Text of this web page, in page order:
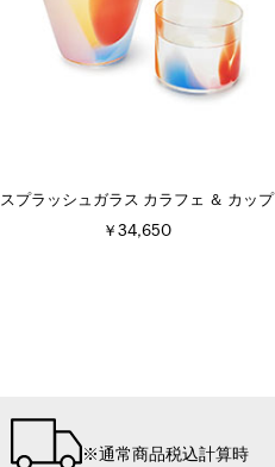
スプラッシュガラス カラフェ ＆ カップ
￥34,650
※通常商品税込計算時